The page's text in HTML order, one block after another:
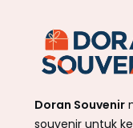
Doran Souvenir
souvenir untuk